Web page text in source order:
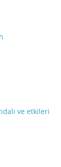
ve etkileri